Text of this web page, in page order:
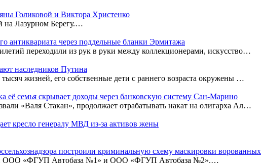
Голиковой и Виктора Христенко
на Лазурном Берегу.…
антиквариата через поддельные бланки Эрмитажа
переходили из рук в руки между коллекционерами, искусство…
наследников Путина
жизней, его собственные дети с раннего возраста окружены …
семья скрывает доходы через банковскую систему Сан-Марино
«Валя Стакан», продолжает отрабатывать накат на олигарха Ал…
кресло генералу МВД из-за активов жены
построили криминальную схему маскировки
ООО «ФГУП Автобаза №1» и ООО «ФГУП Автобаза №2».…